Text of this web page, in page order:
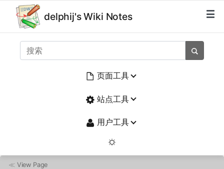
delphij's Wiki Notes
页面工具
站点工具
用户工具
≪ View Page